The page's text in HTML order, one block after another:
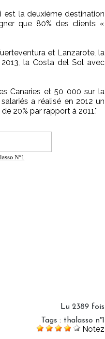
la deuxième destination
que 80% des clients «
et Lanzarote, la
la Costa del Sol avec
Canaries et 50 000 sur la
a réalisé en 2012 un
20% par rapport à 2011."
N°1
Lu 2389 fois
Tags : thalasso n°1
Notez